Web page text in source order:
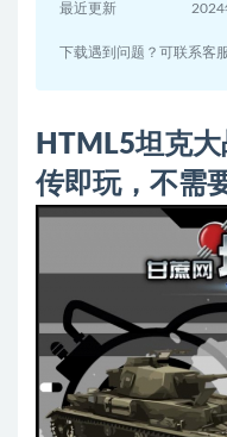
最近更新 2024
下载遇到问题？可联系客
HTML5坦克
传即玩，不需